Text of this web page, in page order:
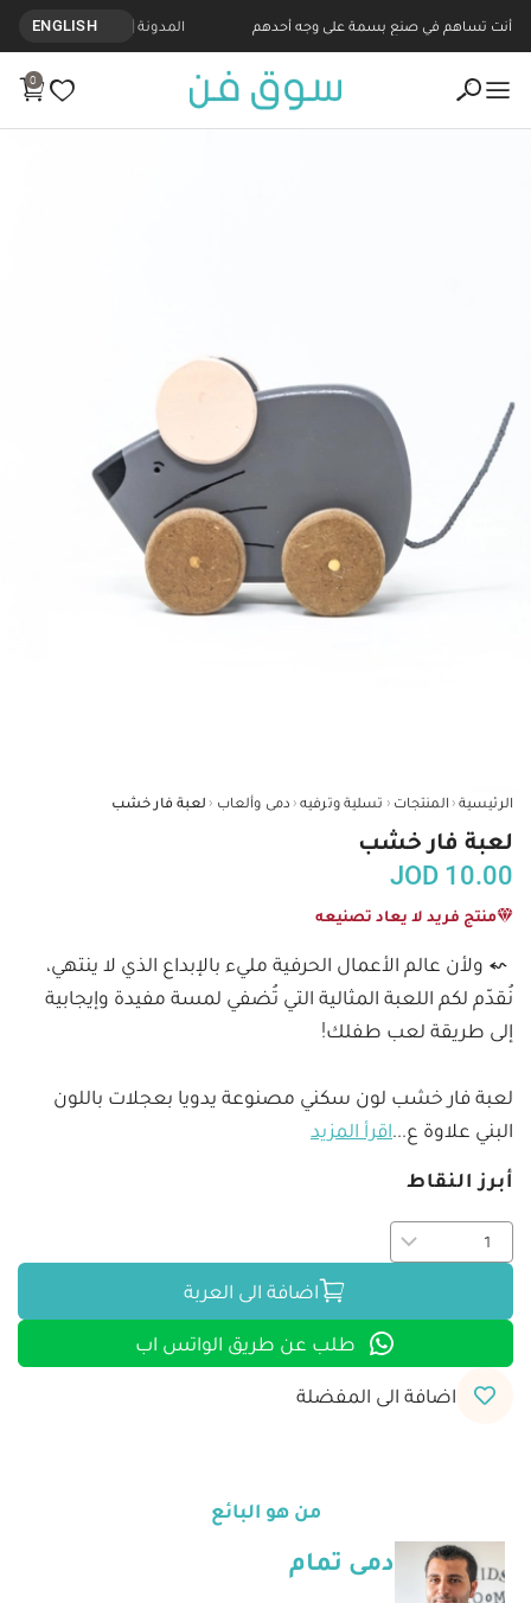
أنت تساهم في صنع بسمة على وجه أحدهم المدونة ENGLISH
0
الرئيسية ‹ المنتجات ‹ تسلية وترفيه ‹ دمى وألعاب ‹ لعبة فار خشب
لعبة فار خشب
JOD 10.00
منتج فريد لا يعاد تصنيعه
⬿ ولأن عالم الأعمال الحرفية مليء بالإبداع الذي لا ينتهي،
نُقدّم لكم اللعبة المثالية التي تُضفي لمسة مفيدة وإيجابية
لعبة فار خشب لون سكني مصنوعة يدويا بعجلات باللون
البني علاوة ع...اقرأ المزيد
أبرز النقاط
اضافة الى العربة
طلب عن طريق الواتس اب
اضافة الى المفضلة
من هو البائع
دمى تمام